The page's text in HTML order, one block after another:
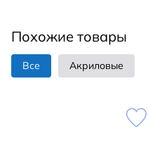
Похожие товары
Все Акриловые